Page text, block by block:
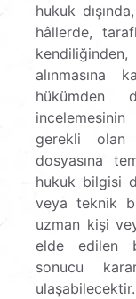
hukuk
hâllerde,
alınmasına
hükümden
gerekli
dosyasına
hukuk bilgisi
veya teknik
uzman kişi
elde edilen
sonucu
ulaşabilecektir.